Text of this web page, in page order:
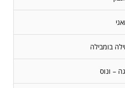
בומבילה
– ונוס